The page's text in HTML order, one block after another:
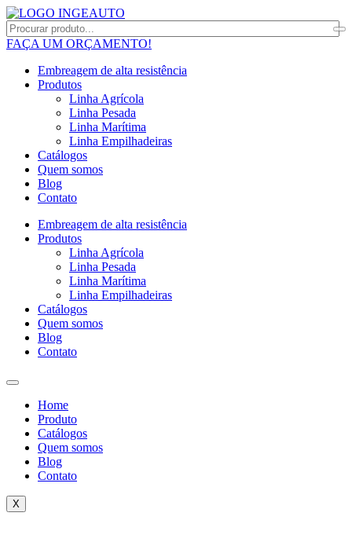
FAÇA UM ORÇAMENTO!
Embreagem de alta resistência
Produtos
Linha Agrícola
Linha Pesada
Linha Marítima
Linha Empilhadeiras
Catálogos
Quem somos
Blog
Contato
Embreagem de alta resistência
Produtos
Linha Agrícola
Linha Pesada
Linha Marítima
Linha Empilhadeiras
Catálogos
Quem somos
Blog
Contato
Home
Produto
Catálogos
Quem somos
Blog
Contato
X